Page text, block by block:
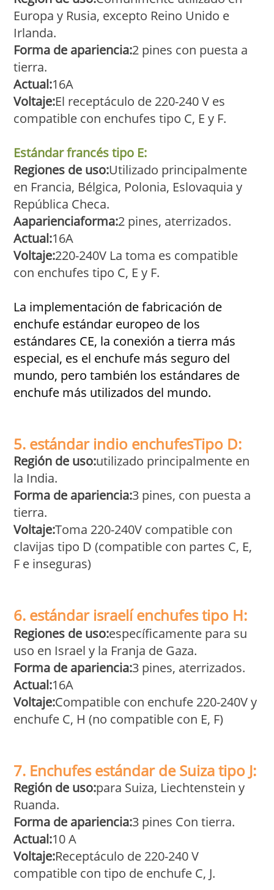
Europa y Rusia, excepto Reino Unido e
Irlanda.
Forma de apariencia:2 pines con puesta a
tierra.
Actual:16A
Voltaje:El receptáculo de 220-240 V es
compatible con enchufes tipo C, E y F.
Estándar francés tipo E:
Regiones de uso:Utilizado principalmente
en Francia, Bélgica, Polonia, Eslovaquia y
República Checa.
Aaparienciaforma:2 pines, aterrizados.
Actual:16A
Voltaje:220-240V La toma es compatible
con enchufes tipo C, E y F.
La implementación de fabricación de
enchufe estándar europeo de los
estándares CE, la conexión a tierra más
especial, es el enchufe más seguro del
mundo, pero también los estándares de
enchufe más utilizados del mundo.
5. estándar indio enchufesTipo D:
Región de uso:utilizado principalmente en
la India.
Forma de apariencia:3 pines, con puesta a
tierra.
Voltaje:Toma 220-240V compatible con
clavijas tipo D (compatible con partes C, E,
F e inseguras)
6. estándar israelíenchufestipo H:
Regiones de uso:específicamente para su
uso en Israel y la Franja de Gaza.
Forma de apariencia:3 pines, aterrizados.
Actual:16A
Voltaje:Compatible con enchufe 220-240V y
enchufe C, H (no compatible con E, F)
7. Enchufes estándar de Suiza tipo J:
Región de uso:para Suiza, Liechtenstein y
Ruanda.
Forma de apariencia:3 pines Con tierra.
Actual:10 A
Voltaje:Receptáculo de 220-240 V
compatible con tipo de enchufe C, J.